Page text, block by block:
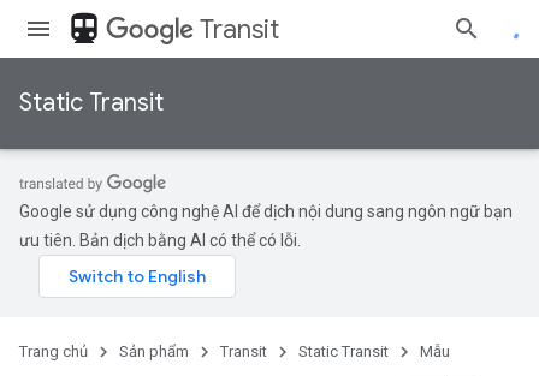
directions_transit Transit
Static Transit
Google sử dụng công nghệ AI để dịch nội dung sang ngôn ngữ bạn
ưu tiên. Bản dịch bằng AI có thể có lỗi.
Trang chủ Sản phẩm Transit Static Transit Mẫu